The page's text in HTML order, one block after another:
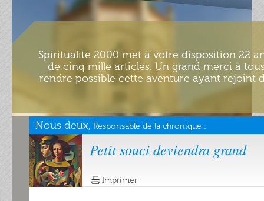
Spiritualité 2000 met à votre disposition 22
de cinq mille articles. Un grand merci à
rendre possible cette aventure ayant rejoint
Nous deux, Responsable de la chronique :
Petit souci deviendra grand
Imprimer